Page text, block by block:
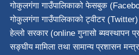
गोकुलगंगा गाउँपालिकाको फेसबुक
गोकुलगंगा गाउँपालिकाको ट्वीटर
हेल्लो सरकार (online गुनासो ब्यवस्थापन
सङ्घीय मामिला तथा सामान्य प्रशासन